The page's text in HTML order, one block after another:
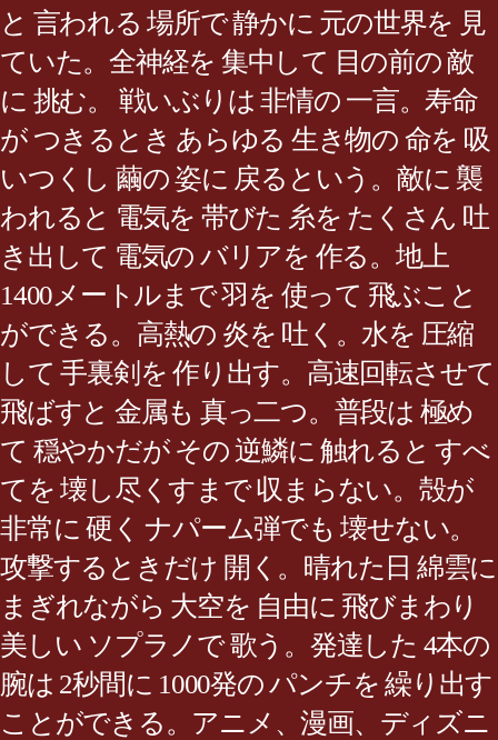
と 言われる 場所で 静かに 元の世界を 見
ていた。全神経を 集中して 目の前の 敵
に 挑む。 戦いぶりは 非情の 一言。寿命
が つきるとき あらゆる 生き物の 命を 吸
いつくし 繭の 姿に 戻るという。敵に 襲
われると 電気を 帯びた 糸を たくさん 吐
き出して 電気の バリアを 作る。地上
1400メートルまで 羽を 使って 飛ぶこと
ができる。高熱の 炎を 吐く。水を 圧縮
して 手裏剣を 作り出す。高速回転させて
飛ばすと 金属も 真っ二つ。普段は 極め
て 穏やかだが その 逆鱗に 触れると すべ
てを 壊し尽くすまで 収まらない。殻が
非常に 硬く ナパーム弾でも 壊せない。
攻撃するときだけ 開く。晴れた日 綿雲に
まぎれながら 大空を 自由に 飛びまわり
美しい ソプラノで 歌う。発達した 4本の
腕は 2秒間に 1000発の パンチを 繰り出す
ことができる。アニメ、漫画、ディズニ